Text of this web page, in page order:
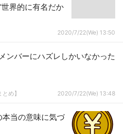
界的に有名だか
2020/7/22(We) 13:50
ンバーにハズレしかいなかった
め】 2020/7/22(We) 13:48
本当の意味に気づ